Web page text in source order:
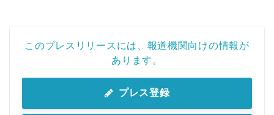
このプレスリリースには、報道機関向けの情報が
あります。
プレス登録